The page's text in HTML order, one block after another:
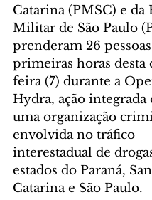
Catarina (PMSC) e da
Militar de São Paulo
prenderam 26
primeiras horas desta
feira (7) durante a
Hydra, ação integrada
uma organização
envolvida no tráfico
interestadual de
estados do Paraná,
Catarina e São Paulo.